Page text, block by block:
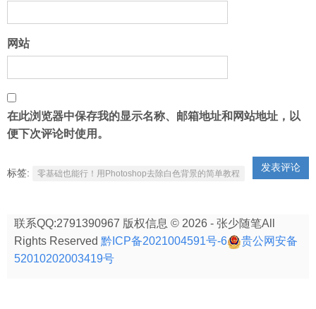
标签: 零基础也能行！用Photoshop去除白色背景的简单教程
网站
在此浏览器中保存我的显示名称、邮箱地址和网站地址，以
便下次评论时使用。
联系QQ:2791390967 版权信息 © 2026 - 张少随笔All
Rights Reserved 黔ICP备2021004591号-6
贵公网安备
52010202003419号